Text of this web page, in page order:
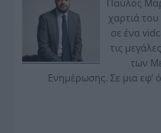
Παύλος
χαρτιά του
σε ένα
τις
των
Ενημέρωσης. Σε μια εφ’